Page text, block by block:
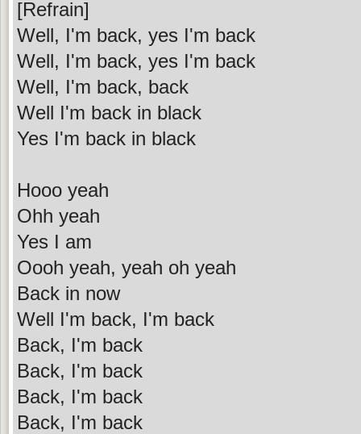
[Refrain]
Well, I'm back, yes I'm back
Well, I'm back, yes I'm back
Well, I'm back, back
Well I'm back in black
Yes I'm back in black
Hooo yeah
Ohh yeah
Yes I am
Oooh yeah, yeah oh yeah
Back in now
Well I'm back, I'm back
Back, I'm back
Back, I'm back
Back, I'm back
Back, I'm back